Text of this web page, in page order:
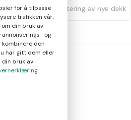
Salg og montering av nye dekk
for å tilpasse
trafikken vår.
din bruk av
og
den
har gitt dem eller
din bruk av